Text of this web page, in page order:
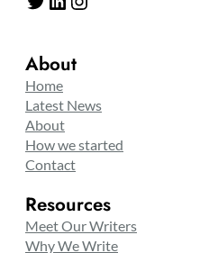
About
Home
Latest News
About
How we started
Contact
Resources
Meet Our Writers
Why We Write